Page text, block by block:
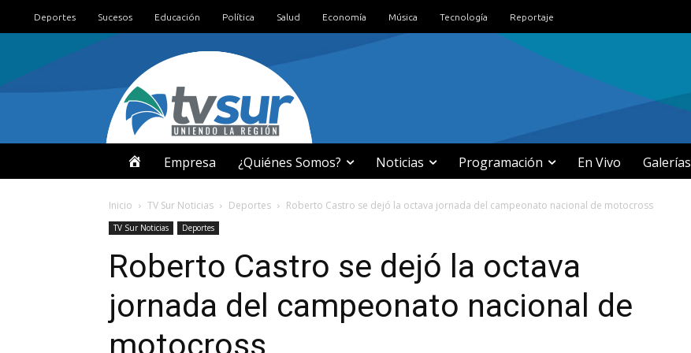
Deportes Sucesos Educación Política Salud Economía Música Tecnología Reportaje
N
I
C
Empresa ¿Quiénes Somos? Noticias Programación En Vivo Galerías
Inicio TV Sur Noticias Deportes Roberto Castro se dejó la octava jornada del campeonato nacional de motocross
TV Sur Noticias Deportes
Roberto Castro se dejó la octava
jornada del campeonato nacional de
motocross